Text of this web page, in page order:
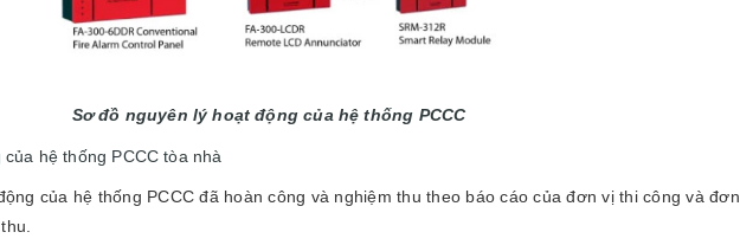
Sơ đồ nguyên lý hoạt động của hệ thống PCCC
hệ thống PCCC tòa nhà
của hệ thống PCCC đã hoàn công và nghiệm thu theo báo cáo của đơn vị thi công và đơn